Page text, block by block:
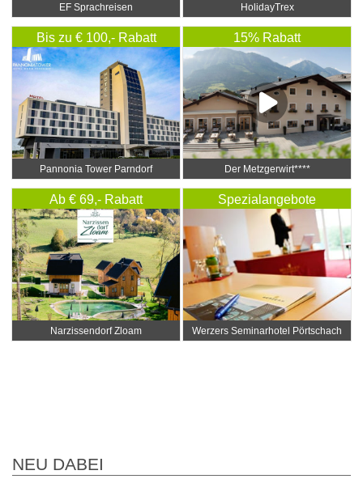
EF Sprachreisen HolidayTrex
Bis zu € 100,- Rabatt
Pannonia Tower Parndorf
15% Rabatt
Der Metzgerwirt****
Ab € 69,- Rabatt
Narzissendorf Zloam
Spezialangebote
Werzers Seminarhotel Pörtschach
4* s
NEU DABEI